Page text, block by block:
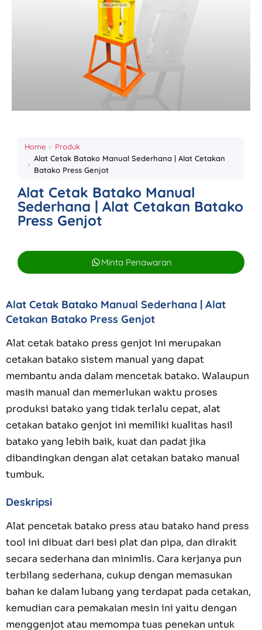
Home
Produk
Alat Cetak Batako Manual Sederhana | Alat Cetakan
Batako Press Genjot
Alat Cetak Batako Manual
Sederhana | Alat Cetakan Batako
Press Genjot
Minta Penawaran
Alat Cetak Batako Manual Sederhana | Alat
Cetakan Batako Press Genjot
Alat cetak batako press genjot ini merupakan
cetakan batako sistem manual yang dapat
membantu anda dalam mencetak batako. Walaupun
masih manual dan memerlukan waktu proses
produksi batako yang tidak terlalu cepat, alat
cetakan batako genjot ini memiliki kualitas hasil
batako yang lebih baik, kuat dan padat jika
dibandingkan dengan alat cetakan batako manual
tumbuk.
Deskripsi
Alat pencetak batako press atau batako hand press
tool ini dibuat dari besi plat dan pipa, dan dirakit
secara sederhana dan minimlis. Cara kerjanya pun
terbilang sederhana, cukup dengan memasukan
bahan ke dalam lubang yang terdapat pada cetakan,
kemudian cara pemakaian mesin ini yaitu dengan
menggenjot atau memompa tuas penekan untuk